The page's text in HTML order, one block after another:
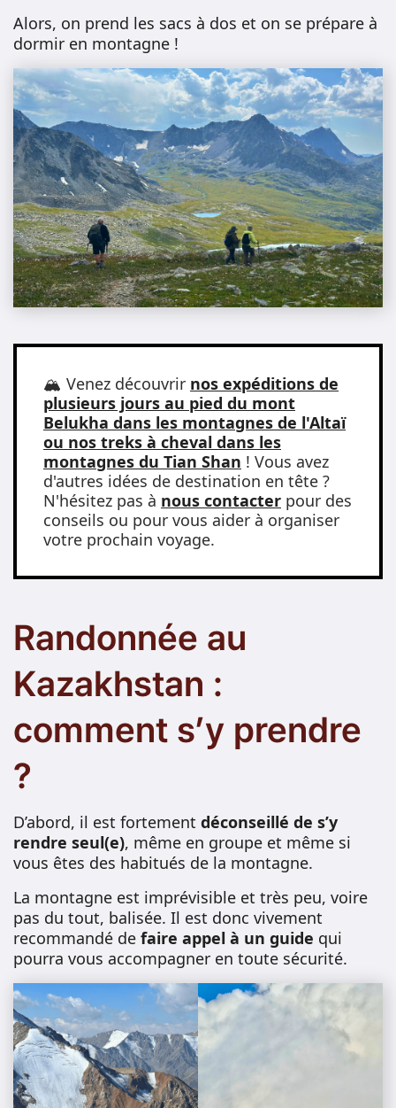
Alors, on prend les sacs à dos et on se prépare à
dormir en montagne !
🏔️ Venez découvrir nos expéditions de
plusieurs jours au pied du mont
Belukha dans les montagnes de l'Altaï
ou nos treks à cheval dans les
montagnes du Tian Shan ! Vous avez
d'autres idées de destination en tête ?
N'hésitez pas à nous contacter pour des
conseils ou pour vous aider à organiser
votre prochain voyage.
Randonnée au
Kazakhstan :
comment s’y prendre
?
D’abord, il est fortement déconseillé de s’y
rendre seul(e), même en groupe et même si
vous êtes des habitués de la montagne.
La montagne est imprévisible et très peu, voire
pas du tout, balisée. Il est donc vivement
recommandé de faire appel à un guide qui
pourra vous accompagner en toute sécurité.